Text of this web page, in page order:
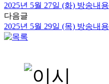
2025년 5월 27일 (화) 방송내용
다음글
2025년 5월 29일 (목) 방송내용